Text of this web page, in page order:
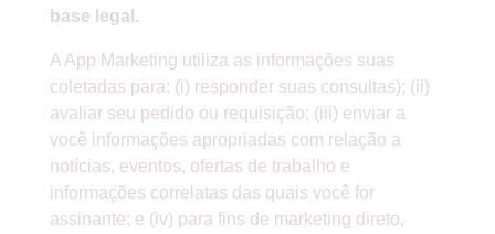
base legal.
A App Marketing utiliza as informações suas
coletadas para: (i) responder suas consultas); (ii)
avaliar seu pedido ou requisição; (iii) enviar a
você informações apropriadas com relação a
notícias, eventos, ofertas de trabalho e
informações correlatas das quais você for
assinante; e (iv) para fins de marketing direto,